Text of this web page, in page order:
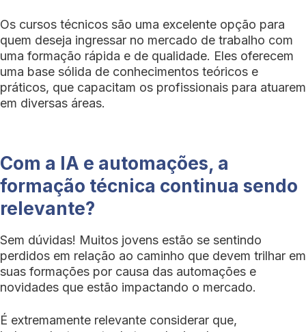
Os cursos técnicos são uma excelente opção para
quem deseja ingressar no mercado de trabalho com
uma formação rápida e de qualidade. Eles oferecem
uma base sólida de conhecimentos teóricos e
práticos, que capacitam os profissionais para atuarem
em diversas áreas.
Com a IA e automações, a
formação técnica continua sendo
relevante?
Sem dúvidas! Muitos jovens estão se sentindo
perdidos em relação ao caminho que devem trilhar em
suas formações por causa das automações e
novidades que estão impactando o mercado.
É extremamente relevante considerar que,